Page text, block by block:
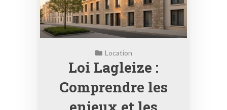
Location
Loi Lagleize :
Comprendre les